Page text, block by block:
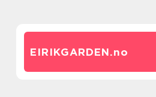
EIRIKGARDEN.no